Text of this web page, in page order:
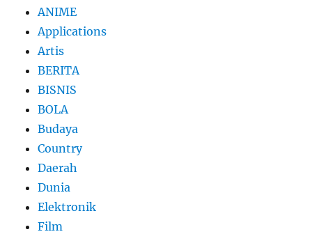
ANIME
Applications
Artis
BERITA
BISNIS
BOLA
Budaya
Country
Daerah
Dunia
Elektronik
Film